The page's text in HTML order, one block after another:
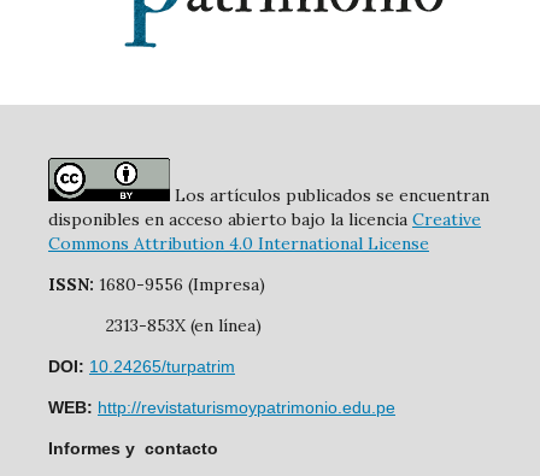
Los artículos publicados se encuentran
disponibles en acceso abierto bajo la licencia Creative
Commons Attribution 4.0 International License
ISSN: 1680-9556 (Impresa)
2313-853X (en línea)
DOI: 10.24265/turpatrim
WEB: http://revistaturismoypatrimonio.edu.pe
Informes y contacto